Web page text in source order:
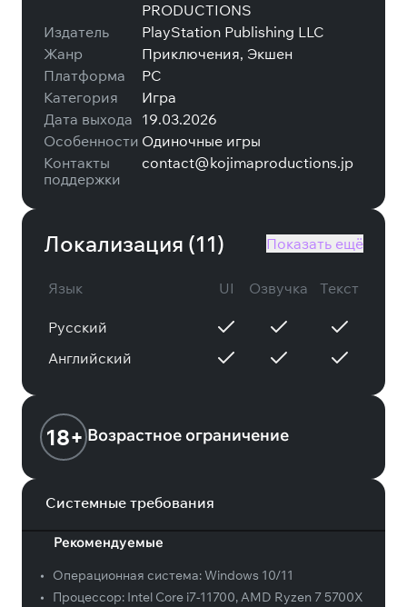
PRODUCTIONS
Издатель
PlayStation Publishing LLC
Жанр
Приключения, Экшен
Платформа
PC
Категория
Игра
Дата выхода 19.03.2026
Особенности Одиночные игры
Контакты
поддержки
contact@kojimaproductions.jp
Локализация (11) Показать ещё
Язык UI Озвучка Текст
Русский
Английский
18+ Возрастное ограничение
Системные требования
Рекомендуемые
• Операционная система:Windows 10/11
•
Процессор: Intel Core i7-11700, AMD Ryzen 7 5700X